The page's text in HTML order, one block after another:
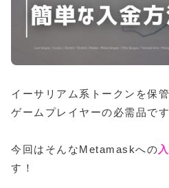
イーサリアム系トークンを保
ゲームプレイヤーの必需品です
今回はそんなMetamaskへの
す！